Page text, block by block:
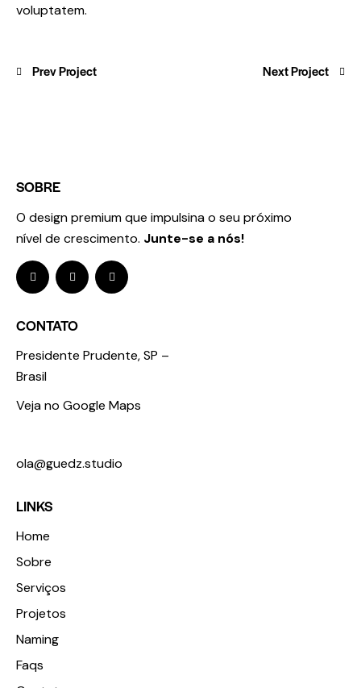
voluptatem.
Prev Project Next Project
SOBRE
O design premium que impulsina o seu próximo
nível de crescimento. Junte-se a nós!
CONTATO
Presidente Prudente, SP –
Brasil
Veja no Google Maps
ola@guedz.studio
LINKS
Home
Sobre
Serviços
Projetos
Naming
Faqs